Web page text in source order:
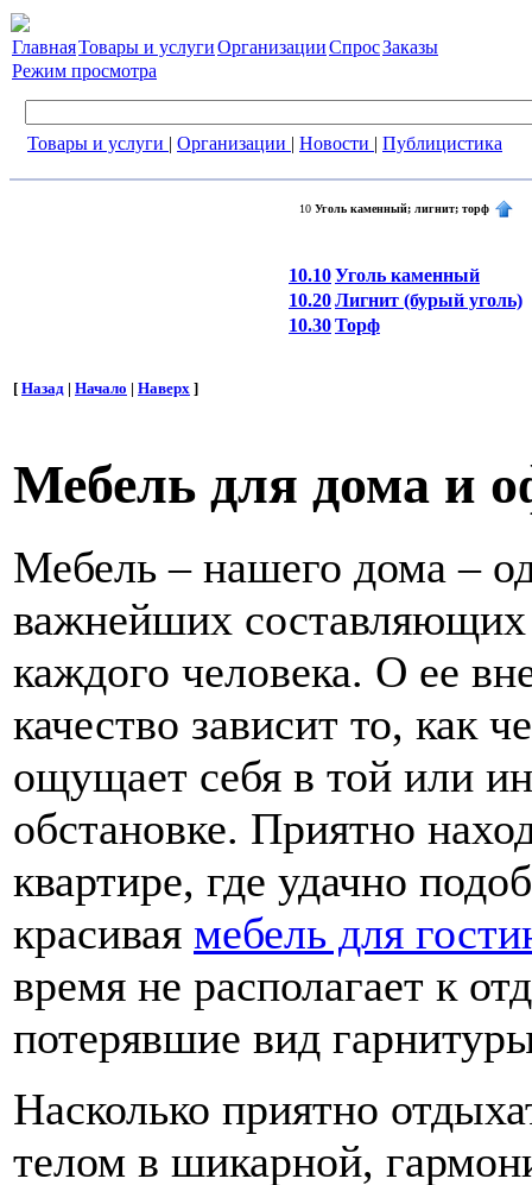
ГлавнаяТовары и услугиОрганизацииСпросЗаказы
Режим просмотра
Товары и услуги | Организации | Новости | Публицистика
10 Уголь каменный; лигнит; торф
10.10Уголь каменный
10.20Лигнит (бурый уголь)
10.30Торф
[ Назад | Начало | Наверх ]
Мебель для дома и
Мебель – нашего дома –
важнейших
каждого человека. О ее
качество зависит то, как
ощущает себя в той или
обстановке. Приятно
квартире, где удачно
красивая мебель для
время не располагает к
потерявшие вид
Насколько приятно
телом в шикарной,